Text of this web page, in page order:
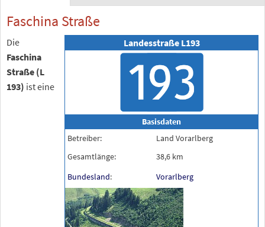
Faschina Straße
Landesstraße L193
Basisdaten
Betreiber:
Land Vorarlberg
Gesamtlänge:
38,6 km
Bundesland: Vorarlberg
Die
Faschina
Straße (L
193) ist eine